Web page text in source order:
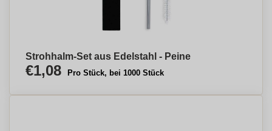
Strohhalm-Set aus Edelstahl - Peine
€1,08 Pro Stück, bei 1000 Stück